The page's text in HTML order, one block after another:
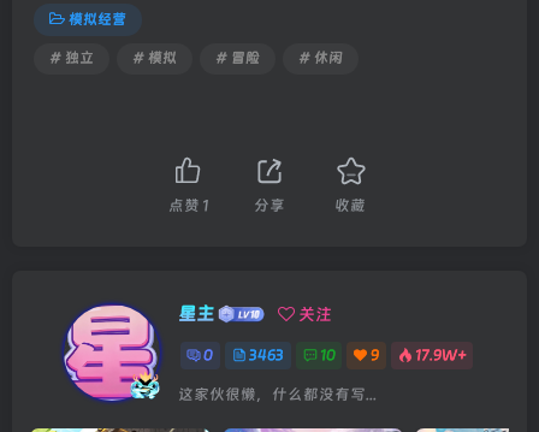
模拟经营
# 独立 # 模拟 # 冒险 # 休闲
点赞 1 分享 收藏
星主 关注
0 3463 10 9 17.9W+
这家伙很懒，什么都没有写...